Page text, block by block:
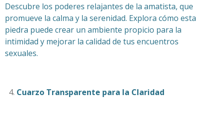
Descubre los poderes relajantes de la amatista, que
promueve la calma y la serenidad. Explora cómo esta
piedra puede crear un ambiente propicio para la
intimidad y mejorar la calidad de tus encuentros
sexuales.
Cuarzo Transparente para la Claridad